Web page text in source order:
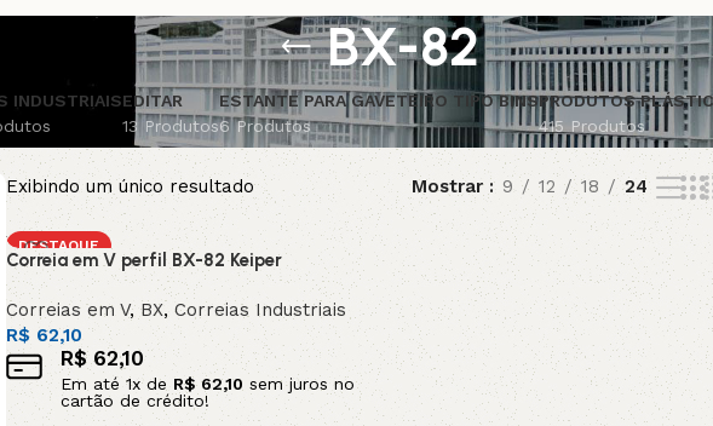
BX-82
INDUSTRIAISEDITAR
13 Produtos
ESTANTE PARA GAVETEIRO TIPO BINS
6 Produtos
PRODUTOS
415 Produtos
Exibindo um único resultado Mostrar 9 12 18 24
DESTAQUE
Correia em V perfil BX-82 Keiper
Correias em V, BX, Correias Industriais
R$62,10
R$62,10
Em até 1x de R$62,10 sem juros no
cartão de crédito!